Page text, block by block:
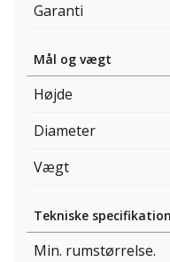
Garanti
Mål og vægt
Højde
Diameter
Vægt
Tekniske
Min. rumstørrelse.